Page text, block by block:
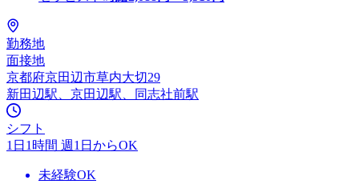
勤務地
面接地
京都府京田辺市草内大切29
新田辺駅、京田辺駅、同志社前駅
シフト
1日1時間 週1日からOK
未経験OK